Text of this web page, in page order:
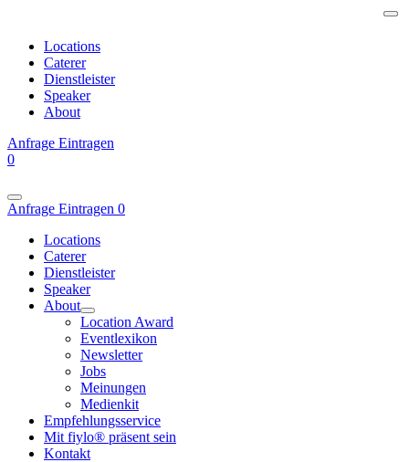
Locations
Caterer
Dienstleister
Speaker
About
Anfrage Eintragen
0
Anfrage Eintragen 0
Locations
Caterer
Dienstleister
Speaker
About
Location Award
Eventlexikon
Newsletter
Jobs
Meinungen
Medienkit
Empfehlungsservice
Mit fiylo® präsent sein
Kontakt